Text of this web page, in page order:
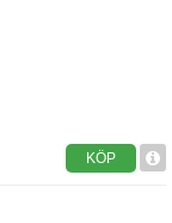
KÖP